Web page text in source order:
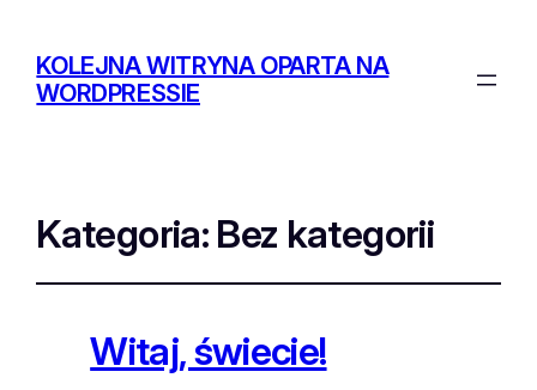
KOLEJNA WITRYNA OPARTA NA
WORDPRESSIE
Kategoria: Bez kategorii
Witaj, świecie!